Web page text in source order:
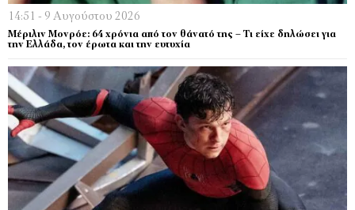
14:51 - 9 Αυγούστου 2026
Μέριλιν Μονρόε: 64 χρόνια από τον θάνατό της – Τι είχε δηλώσει για
την Ελλάδα, τον έρωτα και την ευτυχία